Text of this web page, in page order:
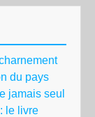
du pays
jamais seul
le livre